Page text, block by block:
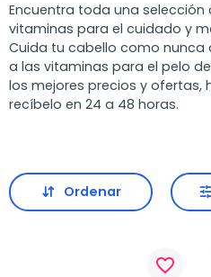
Encuentra toda una
vitaminas para el cuidado y
Cuida tu cabello como nunca
a las vitaminas para el pelo
los mejores precios y ofertas,
recíbelo en 24 a 48 horas.
Ordenar
favorite_border